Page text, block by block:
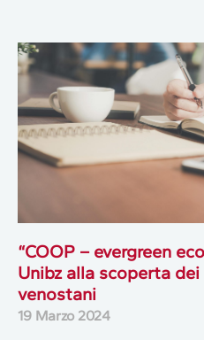
“COOP – evergreen
Unibz alla scoperta
venostani
19 Marzo 2024